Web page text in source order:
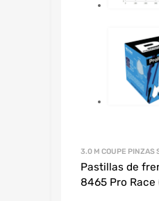
3.0 M COUPE PINZAS
Pastillas de
8465 Pro Race